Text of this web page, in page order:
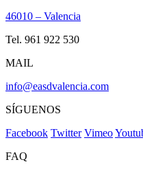
46010 – Valencia
Tel. 961 922 530
MAIL
info@easdvalencia.com
SÍGUENOS
Facebook Twitter Vimeo
FAQ